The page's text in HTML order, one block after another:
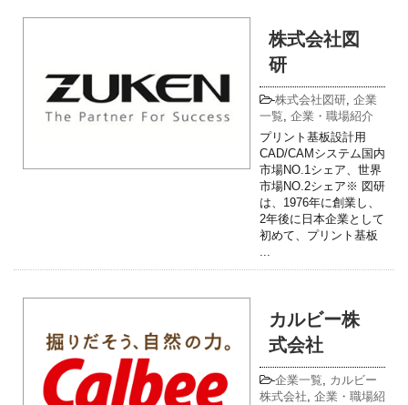
株式会社図
研
-株式会社図研, 企業
一覧, 企業・職場紹介
プリント基板設計用
CAD/CAMシステム国内
市場NO.1シェア、世界
市場NO.2シェア※ 図研
は、1976年に創業し、
2年後に日本企業として
初めて、プリント基板
...
カルビー株
式会社
-企業一覧, カルビー
株式会社, 企業・職場紹